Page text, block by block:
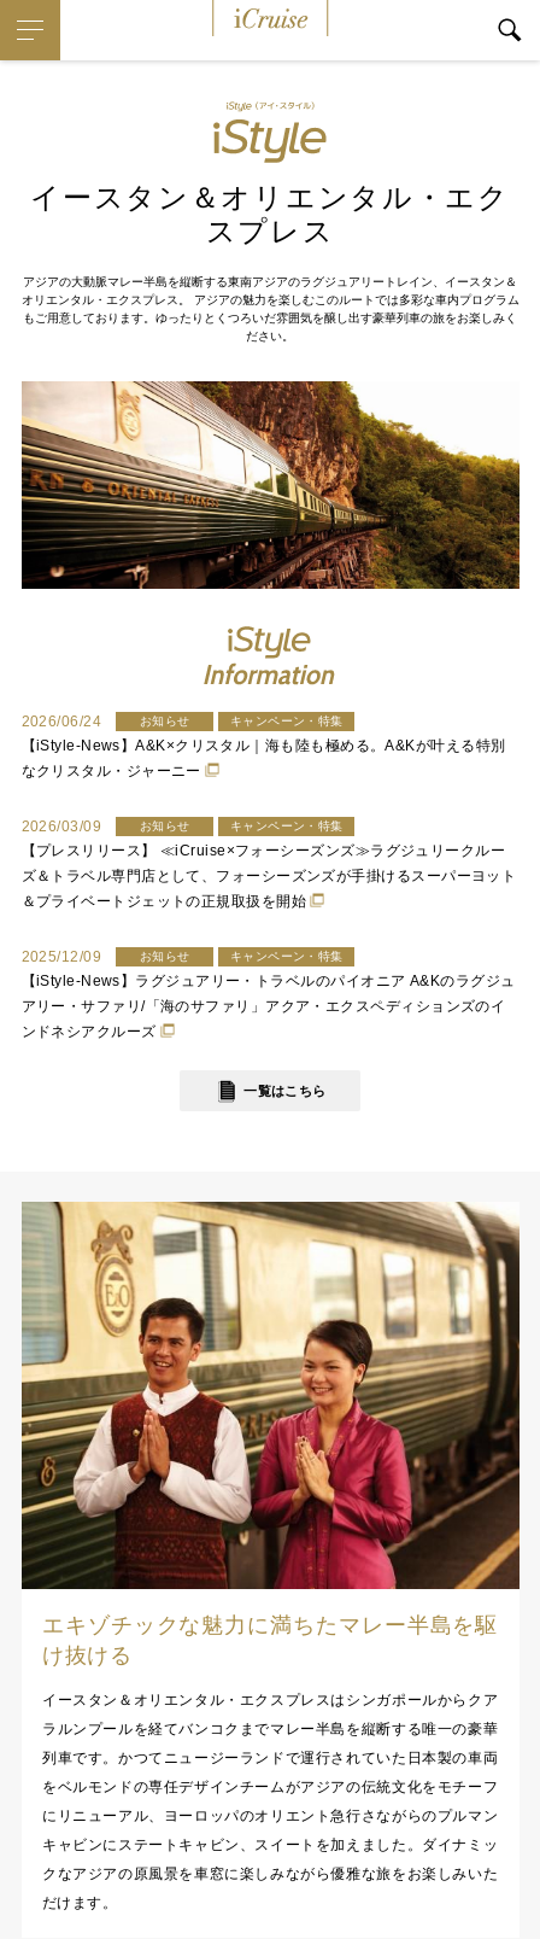
イースタン＆オリエンタル・エク
スプレス
アジアの大動脈マレー半島を縦断する東南アジアのラグジュアリートレイン、イースタン＆
オリエンタル・エクスプレス。 アジアの魅力を楽しむこのルートでは多彩な車内プログラム
もご用意しております。ゆったりとくつろいだ雰囲気を醸し出す豪華列車の旅をお楽しみく
ださい。
一覧はこちら
2026/06/24 お知らせ キャンペーン・特集
【iStyle-News】A&K×クリスタル｜海も陸も極める。A&Kが叶える特別
なクリスタル・ジャーニー
2026/03/09 お知らせ キャンペーン・特集
【プレスリリース】 ≪iCruise×フォーシーズンズ≫ラグジュリークルー
ズ＆トラベル専門店として、フォーシーズンズが手掛けるスーパーヨット
＆プライベートジェットの正規取扱を開始
2025/12/09 お知らせ キャンペーン・特集
【iStyle-News】ラグジュアリー・トラベルのパイオニア A&Kのラグジュ
アリー・サファリ/「海のサファリ」アクア・エクスペディションズのイ
ンドネシアクルーズ
エキゾチックな魅力に満ちたマレー半島を駆
け抜ける
イースタン＆オリエンタル・エクスプレスはシンガポールからクア
ラルンプールを経てバンコクまでマレー半島を縦断する唯一の豪華
列車です。かつてニュージーランドで運行されていた日本製の車両
をベルモンドの専任デザインチームがアジアの伝統文化をモチーフ
にリニューアル、ヨーロッパのオリエント急行さながらのプルマン
キャビンにステートキャビン、スイートを加えました。ダイナミッ
クなアジアの原風景を車窓に楽しみながら優雅な旅をお楽しみいた
だけます。